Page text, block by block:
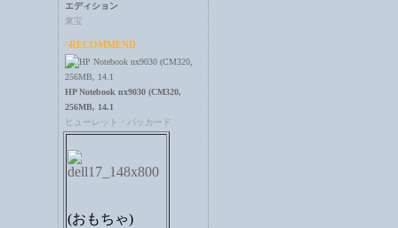
エディション
東宝
∴RECOMMEND
HP Notebook nx9030 (CM320,
256MB, 14.1
ヒューレット・パッカード
(おもちゃ)